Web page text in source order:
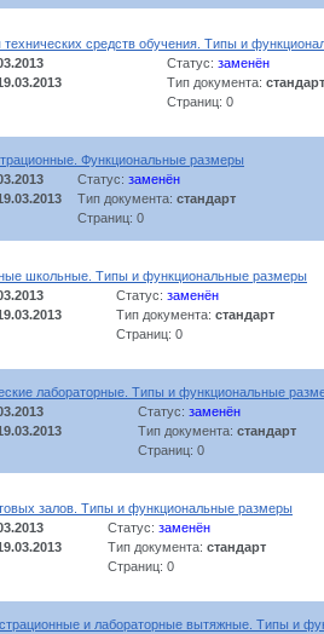
технических средств обучения. Типы и
Статус: заменён
Тип документа: стандарт
Страниц: 0
Функциональные размеры
Статус: заменён
Тип документа: стандарт
Страниц: 0
школьные. Типы и функциональные размеры
Статус: заменён
Тип документа: стандарт
Страниц: 0
лабораторные. Типы и функциональные
Статус: заменён
Тип документа: стандарт
Страниц: 0
залов. Типы и функциональные размеры
Статус: заменён
Тип документа: стандарт
Страниц: 0
и лабораторные вытяжные. Типы и